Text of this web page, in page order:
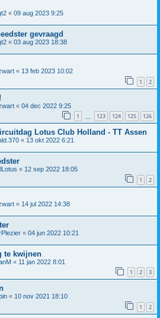
« 09 aug 2023 9:25
gevraagd
« 03 aug 2023 18:38
« 13 feb 2023 10:02
1 2
« 04 dec 2022 9:25
1 123 124 125 126
Lotus Club Holland - TT Assen
« 13 okt 2022 6:21
« 12 sep 2022 18:05
1 2
« 14 jul 2022 14:38
« 04 jun 2022 10:21
te kwijnen
« 11 jan 2022 8:01
1 2 3
« 10 nov 2021 18:10
1 2